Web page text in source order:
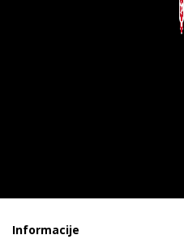
Informacije